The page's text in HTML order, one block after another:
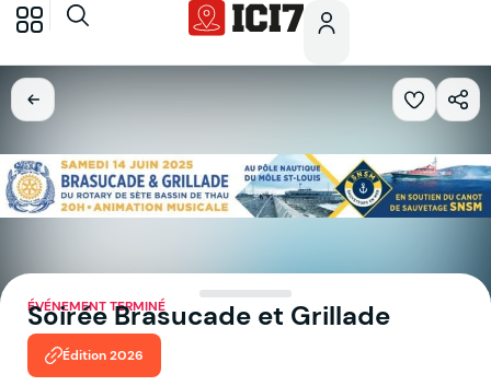
ÉVÉNEMENT TERMINÉ
Soirée Brasucade et Grillade
Édition 2026